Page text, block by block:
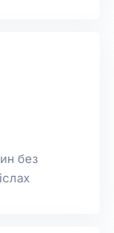
без